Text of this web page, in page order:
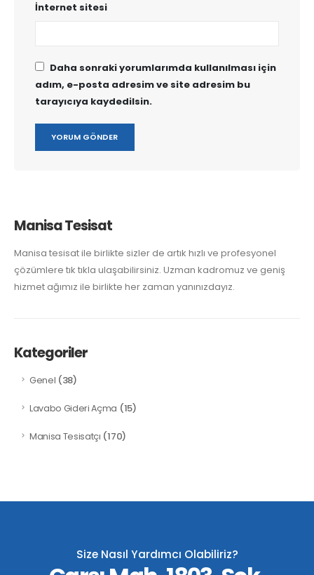
İnternet sitesi
Daha sonraki yorumlarımda kullanılması için
adım, e-posta adresim ve site adresim bu
tarayıcıya kaydedilsin.
Manisa Tesisat
Manisa tesisat ile birlikte sizler de artık hızlı ve profesyonel
çözümlere tık tıkla ulaşabilirsiniz. Uzman kadromuz ve geniş
hizmet ağımız ile birlikte her zaman yanınızdayız.
Kategoriler
Genel (38)
Lavabo Gideri Açma (15)
Manisa Tesisatçı (170)
Size Nasıl Yardımcı Olabiliriz?